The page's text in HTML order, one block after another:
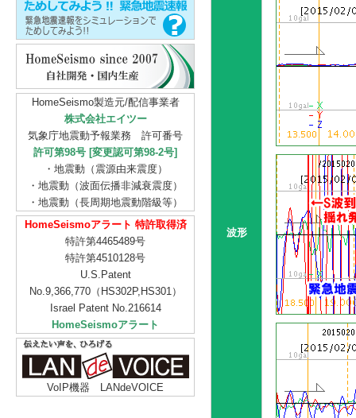
HomeSeismo製造元/配信事業者
株式会社エイツー
気象庁地震動予報業務 許可番号
許可第98号 [変更認可第98-2号]
・地震動（震源由来震度）
・地震動（波面伝播非減衰震度）
・地震動（長周期地震動階級等）
HomeSeismoアラート 特許取得済
特許第4465489号
特許第4510128号
U.S.Patent
No.9,366,770（HS302P,HS301）
Israel Patent No.216614
HomeSeismoアラート
VoIP機器 LANdeVOICE
波形